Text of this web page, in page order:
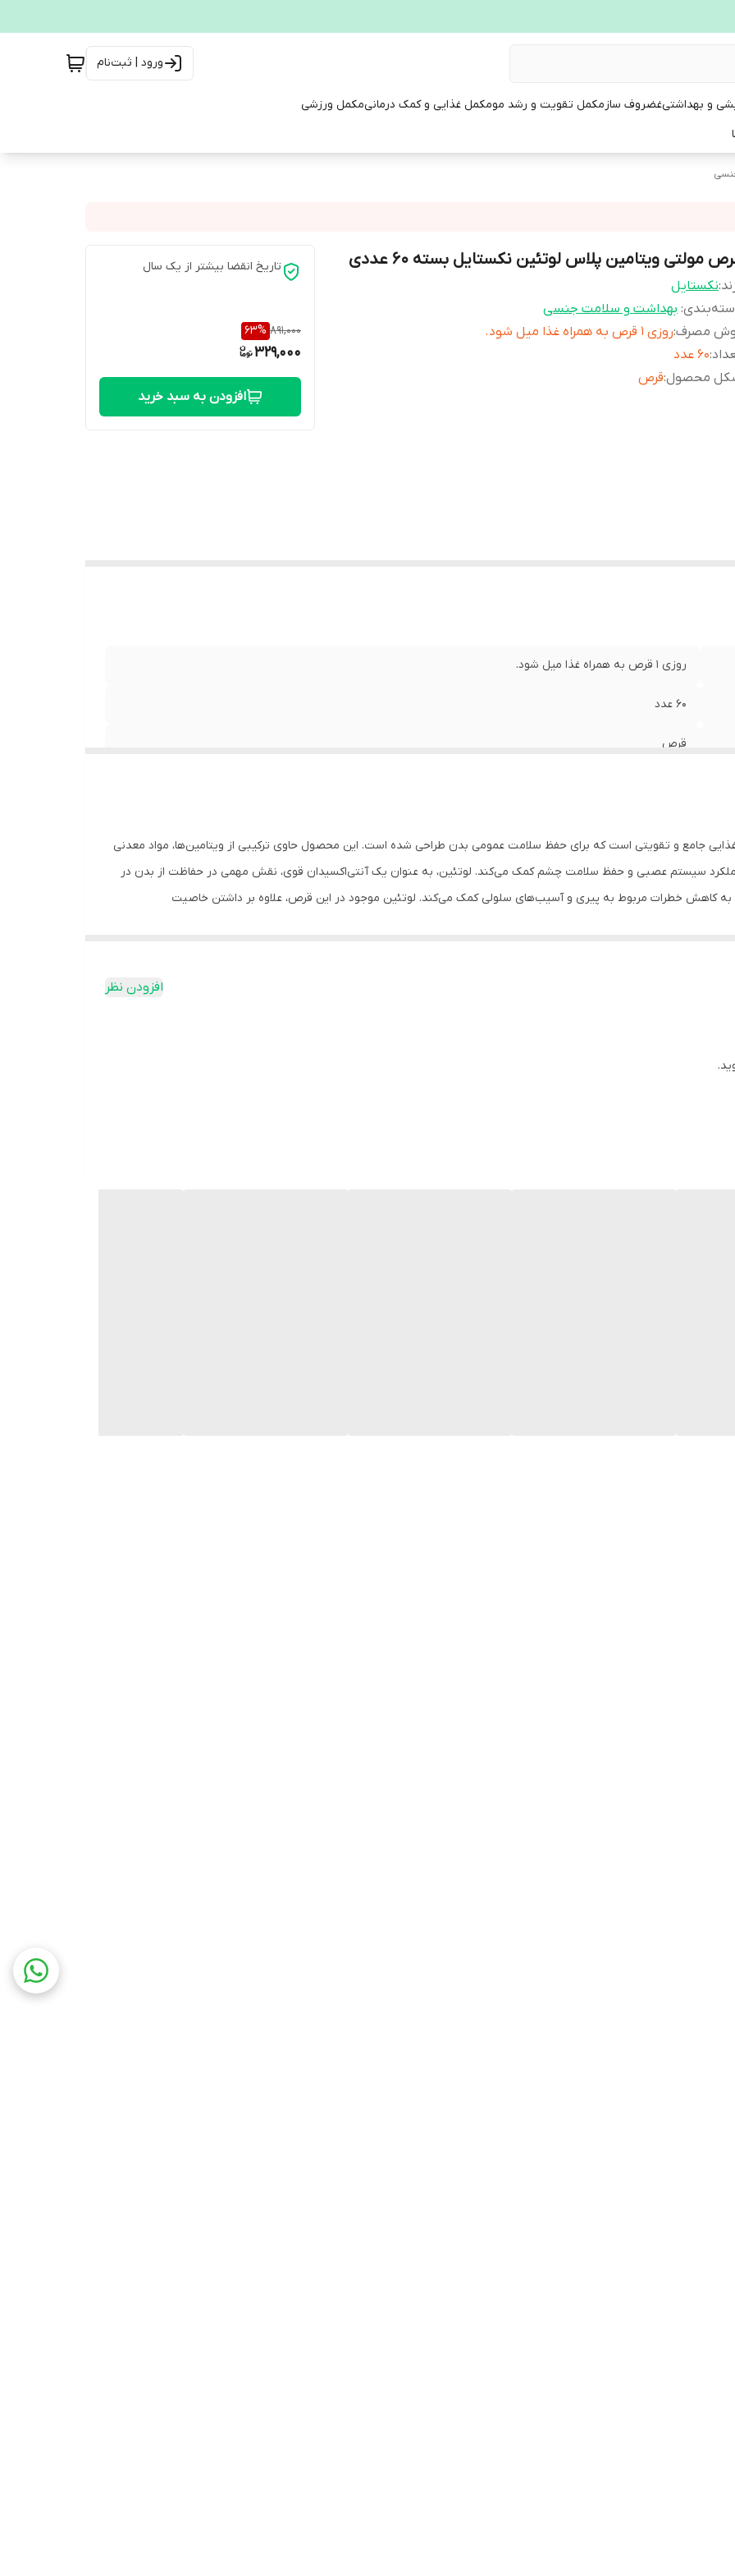
ورود | ثبت‌نام
و بهداشتیغضروف سازمکمل تقویت و رشد مومکمل غذایی و کمک درمانیمکمل ورزشی
مولتی ویتامین پلاس لوتئین نکستایل بسته 60 عددی
نکستایل
: بهداشت و سلامت جنسی
مصرف:روزی 1 قرص به همراه غذا میل شود.
:60 عدد
محصول:قرص
تاریخ انقضا بیشتر از یک سال
891,000
63%
329,000
افزودن به سبد خرید
روزی 1 قرص به همراه غذا میل شود.
60 عدد
قرص
جامع و تقویتی است که برای حفظ سلامت عمومی بدن طراحی شده است. این محصول حاوی ترکیبی از ویتامین‌ها، مواد معدنی
سیستم عصبی و حفظ سلامت چشم کمک می‌کند. لوتئین، به عنوان یک آنتی‌اکسیدان قوی، نقش مهمی در حفاظت از بدن در
رو، به کاهش خطرات مربوط به پیری و آسیب‌های سلولی کمک می‌کند. لوتئین موجود در این قرص، علاوه بر داشتن خاصیت
افزودن نظر